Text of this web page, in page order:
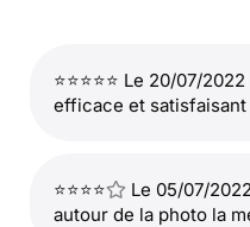
⭐⭐⭐⭐⭐ Le 20/07/
efficace et satisfaisant
⭐⭐⭐⭐
Le 05/07/
autour de la photo la